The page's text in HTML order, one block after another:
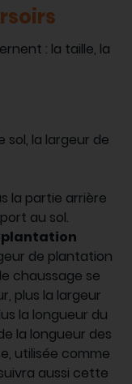
: la taille, la
sol, la largeur de
la partie arrière
au sol.
plantation
de plantation
chaussage se
plus la largeur
la longueur du
la longueur des
utilisée comme
aussi cette